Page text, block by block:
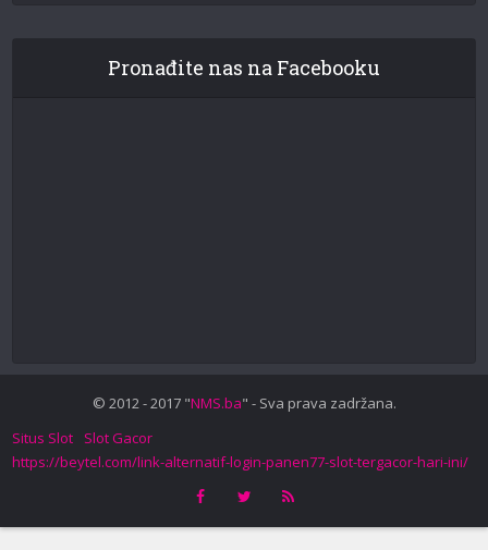
Pronađite nas na Facebooku
© 2012 - 2017 "NMS.ba" - Sva prava zadržana.
Situs Slot
Slot Gacor
https://beytel.com/link-alternatif-login-panen77-slot-tergacor-hari-ini/